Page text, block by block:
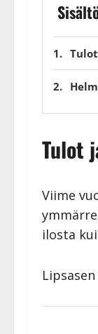
Tulot
Viime
ilosta